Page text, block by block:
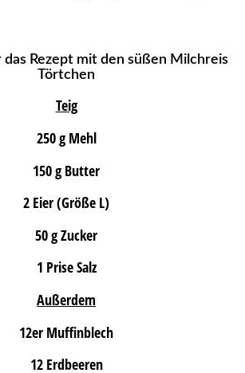
das Rezept mit den süßen Milchreis
Törtchen
Teig
250 g Mehl
150 g Butter
2 Eier (Größe L)
50 g Zucker
1 Prise Salz
Außerdem
12er Muffinblech
12 Erdbeeren